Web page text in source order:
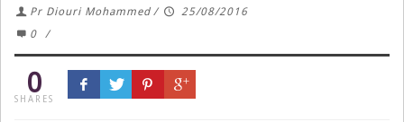
Pr Diouri Mohammed /
25/08/2016
0
/
0
SHARES